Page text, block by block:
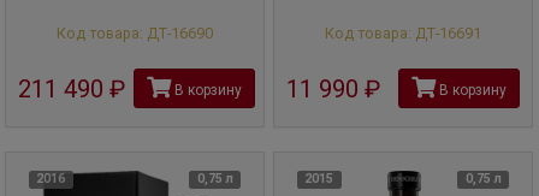
Код товара: ДТ-16690
211 490 рубВ корзину
Код товара: ДТ-16691
11 990 рубВ корзину
2016 0,75 л 2015 0,75 л